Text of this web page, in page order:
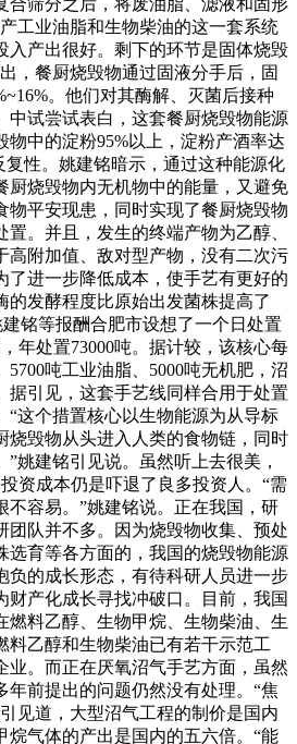
工业油脂和生物柴油的这一套系统
入产出很好。剩下的环节是固体烧毁
，餐厨烧毁物通过固液分手后，固
。他们对其酶解、灭菌后接种
中试尝试表白，这套餐厨烧毁物能源
物中的淀粉95%以上，淀粉产酒率达
复性。姚建铭暗示，通过这种能源化
厨烧毁物内无机物中的能量，又避免
物平安现患，同时实现了餐厨烧毁物
。并且，发生的终端产物为乙醇、
高附加值、敌对型产物，没有二次污
了进一步降低成本，使手艺有更好的
的发酵程度比原始出发菌株提高了
建铭等报酬合肥市设想了一个日处置
年处置73000吨。据计较，该核心每
5700吨工业油脂、5000吨无机肥，沼
据引见，这套手艺线同样合用于处置
“这个措置核心以生物能源为从导标
烧毁物从头进入人类的食物链，同时
姚建铭引见说。虽然听上去很美，
资成本仍是吓退了良多投资人。“需
不容易。”姚建铭说。正在我国，研
团队并不多。因为烧毁物收集、预处
选育等各方面的，我国的烧毁物能源
负的成长形态，有待科研人员进一步
财产化成长寻找冲破口。目前，我国
燃料乙醇、生物甲烷、生物柴油、生
料乙醇和生物柴油已有若干示范工
业。而正在厌氧沼气手艺方面，虽然
年前提出的问题仍然没有处理。“焦
见道，大型沼气工程的制价是国内
烷气体的产出是国内的五六倍。“能